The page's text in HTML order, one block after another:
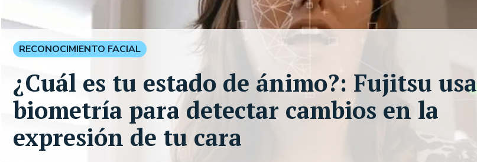
RECONOCIMIENTO FACIAL
¿Cuál es tu estado de ánimo?: Fujitsu usa
biometría para detectar cambios en la
expresión de tu cara